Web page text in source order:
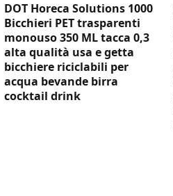
DOT Horeca Solutions 1000
Bicchieri PET trasparenti
monouso 350 ML tacca 0,3
alta qualità usa e getta
bicchiere riciclabili per
acqua bevande birra
cocktail drink